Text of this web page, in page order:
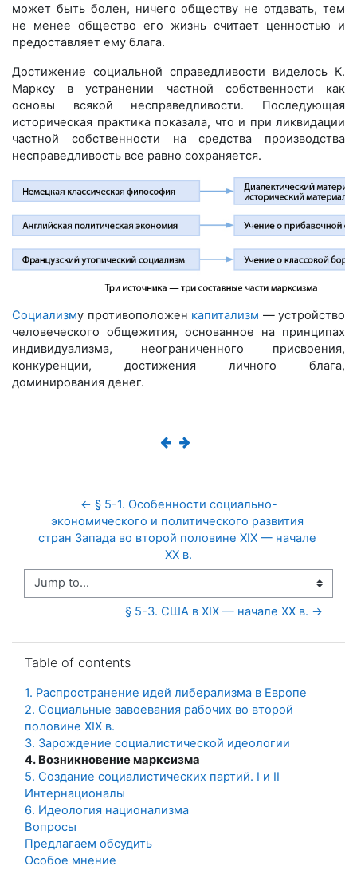
может быть болен, ничего обществу не отдавать, тем
не менее общество его жизнь считает ценностью и
предоставляет ему блага.
Достижение социальной справедливости виделось К.
Марксу в устранении частной собственности как
основы всякой несправедливости. Последующая
историческая практика показала, что и при ликвидации
частной собственности на средства производства
несправедливость все равно сохраняется.
Социализму противоположен капитализм — устройство
человеческого общежития, основанное на принципах
индивидуализма, неограниченного присвоения,
конкуренции, достижения личного блага,
доминирования денег.
← § 5-1. Особенности социально-
экономического и политического развития
стран Запада во второй половине XIX — начале
ХХ в.
Jump to...
§ 5-3. США в ХІХ — начале ХХ в. →
Table of contents
1. Распространение идей либерализма в Европе
2. Социальные завоевания рабочих во второй
половине XIX в.
3. Зарождение социалистической идеологии
4. Возникновение марксизма
5. Создание социалистических партий. I и II
Интернационалы
6. Идеология национализма
Вопросы
Предлагаем обсудить
Особое мнение